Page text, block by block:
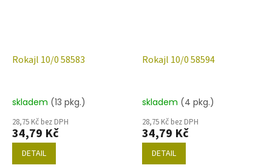
Rokajl 10/0 58583
skladem (13 pkg.)
28,75 Kč bez DPH
34,79 Kč
DETAIL
Rokajl 10/0 58594
skladem (4 pkg.)
28,75 Kč bez DPH
34,79 Kč
DETAIL